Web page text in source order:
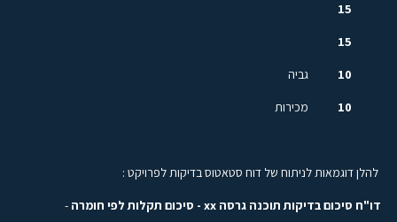
15
15
10 גביה
10 מכירות
להלן דוגמאות לניתוח של דוח סטאטוס בדיקות לפרויקט :
דו"ח סיכום בדיקות תוכנה גרסה xx - סיכום תקלות לפי חומרה -